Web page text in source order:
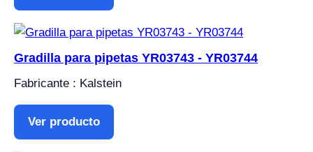
Gradilla para pipetas YR03743 - YR03744
Fabricante : Kalstein
Ver producto